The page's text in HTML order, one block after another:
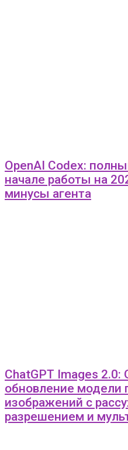
OpenAI Codex:
начале работы на
минусы агента
ChatGPT Images 2.0:
обновление модели
изображений с
разрешением и